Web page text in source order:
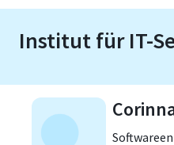
t
I
Institut für IT-